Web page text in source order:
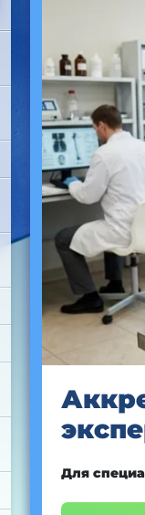
Для